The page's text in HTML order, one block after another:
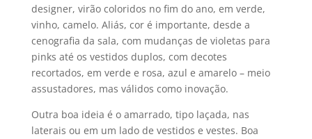
designer, virão coloridos no fim do ano, em verde,
vinho, camelo. Aliás, cor é importante, desde a
cenografia da sala, com mudanças de violetas para
pinks até os vestidos duplos, com decotes
recortados, em verde e rosa, azul e amarelo – meio
assustadores, mas válidos como inovação.
Outra boa ideia é o amarrado, tipo laçada, nas
laterais ou em um lado de vestidos e vestes. Boa